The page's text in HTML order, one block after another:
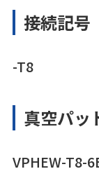
接続記号
-T8
真空パッ
VPHEW-T8-